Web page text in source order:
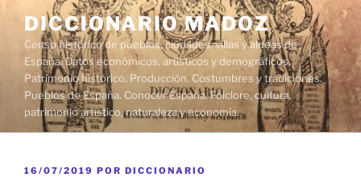
contenido
DICCIONARIO MADOZ
Censo histórico de pueblos, ciudades, villas y aldeas de
España. Datos económicos, artísticos y demográficos.
Patrimonio histórico. Producción. Costumbres y tradiciones.
Pueblos de España. Conocer España. Folclore, cultura,
patrimonio artístico, naturaleza y economía.
PUBLICADO
16/07/2019 POR DICCIONARIO